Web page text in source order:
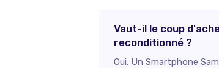
Vaut-il le coup
reconditionné ?
Oui. Un Smartphone